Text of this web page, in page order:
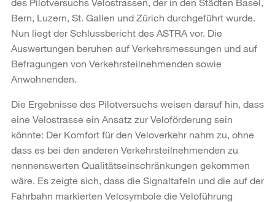
Bern, Luzern, St. Gallen und Zürich durchgeführt wurde.
Nun liegt der Schlussbericht des ASTRA vor. Die
Auswertungen beruhen auf Verkehrsmessungen und auf
Befragungen von Verkehrsteilnehmenden sowie
Anwohnenden.
Die Ergebnisse des Pilotversuchs weisen darauf hin, dass
eine Velostrasse ein Ansatz zur Veloförderung sein
könnte: Der Komfort für den Veloverkehr nahm zu, ohne
dass es bei den anderen Verkehrsteilnehmenden zu
nennenswerten Qualitätseinschränkungen gekommen
wäre. Es zeigte sich, dass die Signaltafeln und die auf der
Fahrbahn markierten Velosymbole die Veloführung